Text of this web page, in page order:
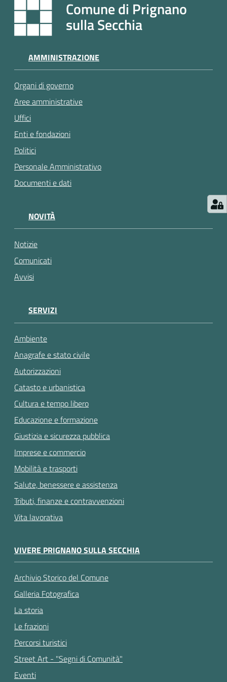
p
p
a
m
e
n
t
o
Street
gli
argomenti...
Comune di Prignano
sulla Secchia
AMMINISTRAZIONE
Organi di governo
Aree amministrative
Uffici
Enti e fondazioni
Politici
Personale Amministrativo
Documenti e dati
NOVITÀ
Notizie
Comunicati
Avvisi
SERVIZI
Ambiente
Anagrafe e stato civile
Autorizzazioni
Catasto e urbanistica
Cultura e tempo libero
Educazione e formazione
Giustizia e sicurezza pubblica
Imprese e commercio
Mobilità e trasporti
Salute, benessere e assistenza
Tributi, finanze e contravvenzioni
Vita lavorativa
VIVERE PRIGNANO SULLA SECCHIA
Archivio Storico del Comune
Galleria Fotografica
La storia
Le frazioni
Percorsi turistici
Street Art - "Segni di Comunità"
Eventi